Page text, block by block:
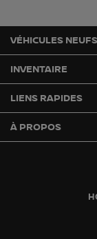
VÉHICULES NEUFS
INVENTAIRE
LIENS RAPIDES
À PROPOS